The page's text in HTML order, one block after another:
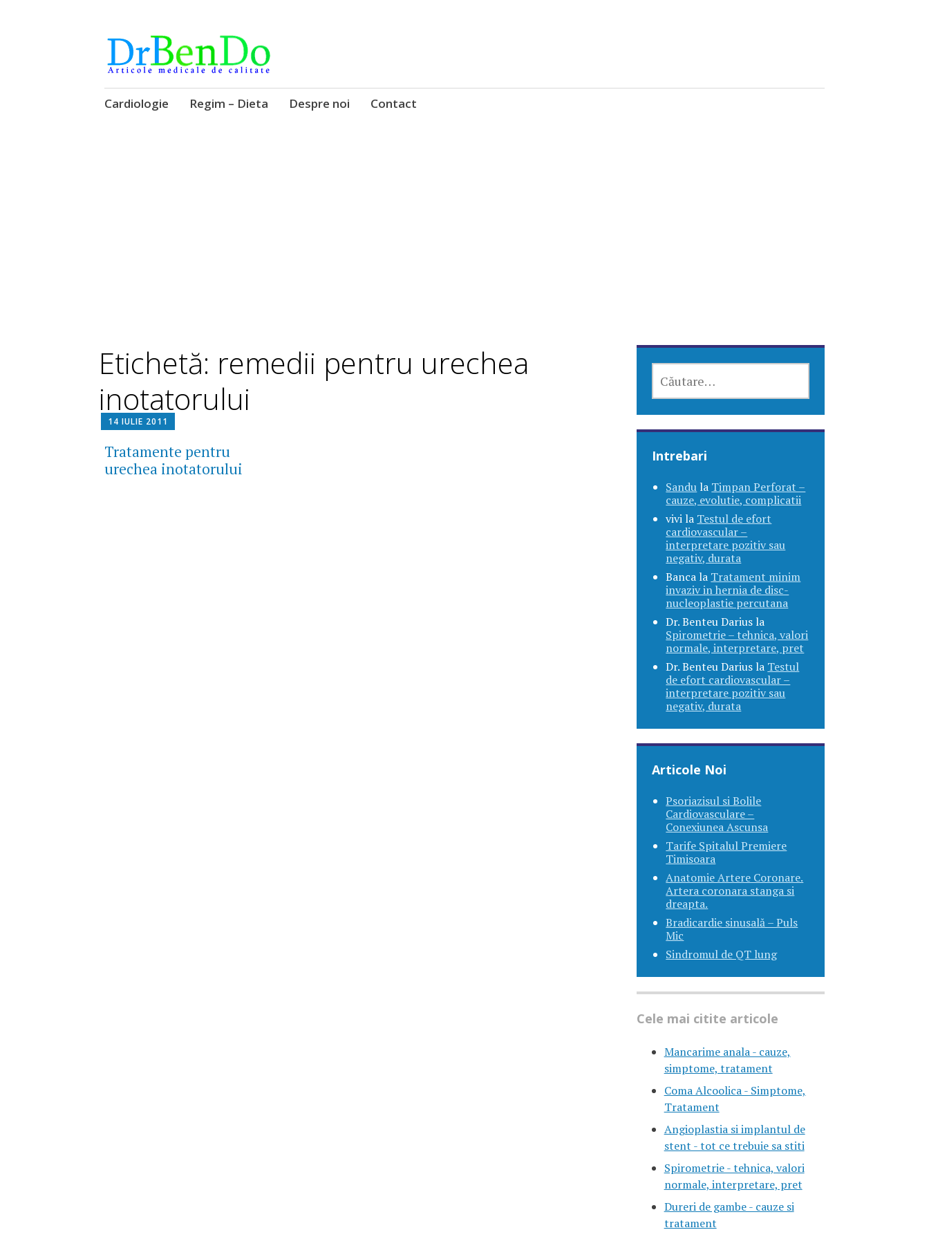
DrBendo.ro
Alimentatia sa iti fie medicatia
Sari
Cardiologie Regim – Dieta Despre noi Contact
Etichetă: remedii pentru urechea
inotatorului
14 IULIE 2011
Tratamente pentru
urechea inotatorului
DUPĂ:
Intrebari
Sandu la Timpan Perforat –
cauze, evolutie, complicatii
vivi la Testul de efort
cardiovascular –
interpretare pozitiv sau
negativ, durata
Banca la Tratament minim
invaziv in hernia de disc-
nucleoplastie percutana
Dr. Benteu Darius la
Spirometrie – tehnica, valori
normale, interpretare, pret
Dr. Benteu Darius la Testul
de efort cardiovascular –
interpretare pozitiv sau
negativ, durata
Articole Noi
Psoriazisul si Bolile
Cardiovasculare –
Conexiunea Ascunsa
Tarife Spitalul Premiere
Timisoara
Anatomie Artere Coronare.
Artera coronara stanga si
dreapta.
Bradicardie sinusală – Puls
Mic
Sindromul de QT lung
Cele mai citite articole
Mancarime anala - cauze,
simptome, tratament
Coma Alcoolica - Simptome,
Tratament
Angioplastia si implantul de
stent - tot ce trebuie sa stiti
Spirometrie - tehnica, valori
normale, interpretare, pret
Dureri de gambe - cauze si
tratament